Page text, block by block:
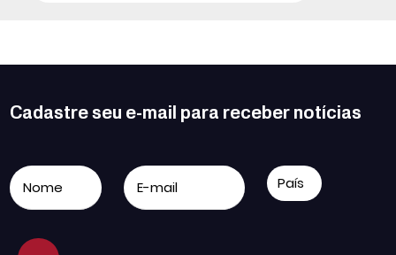
Cadastre seu e-mail para receber notícias